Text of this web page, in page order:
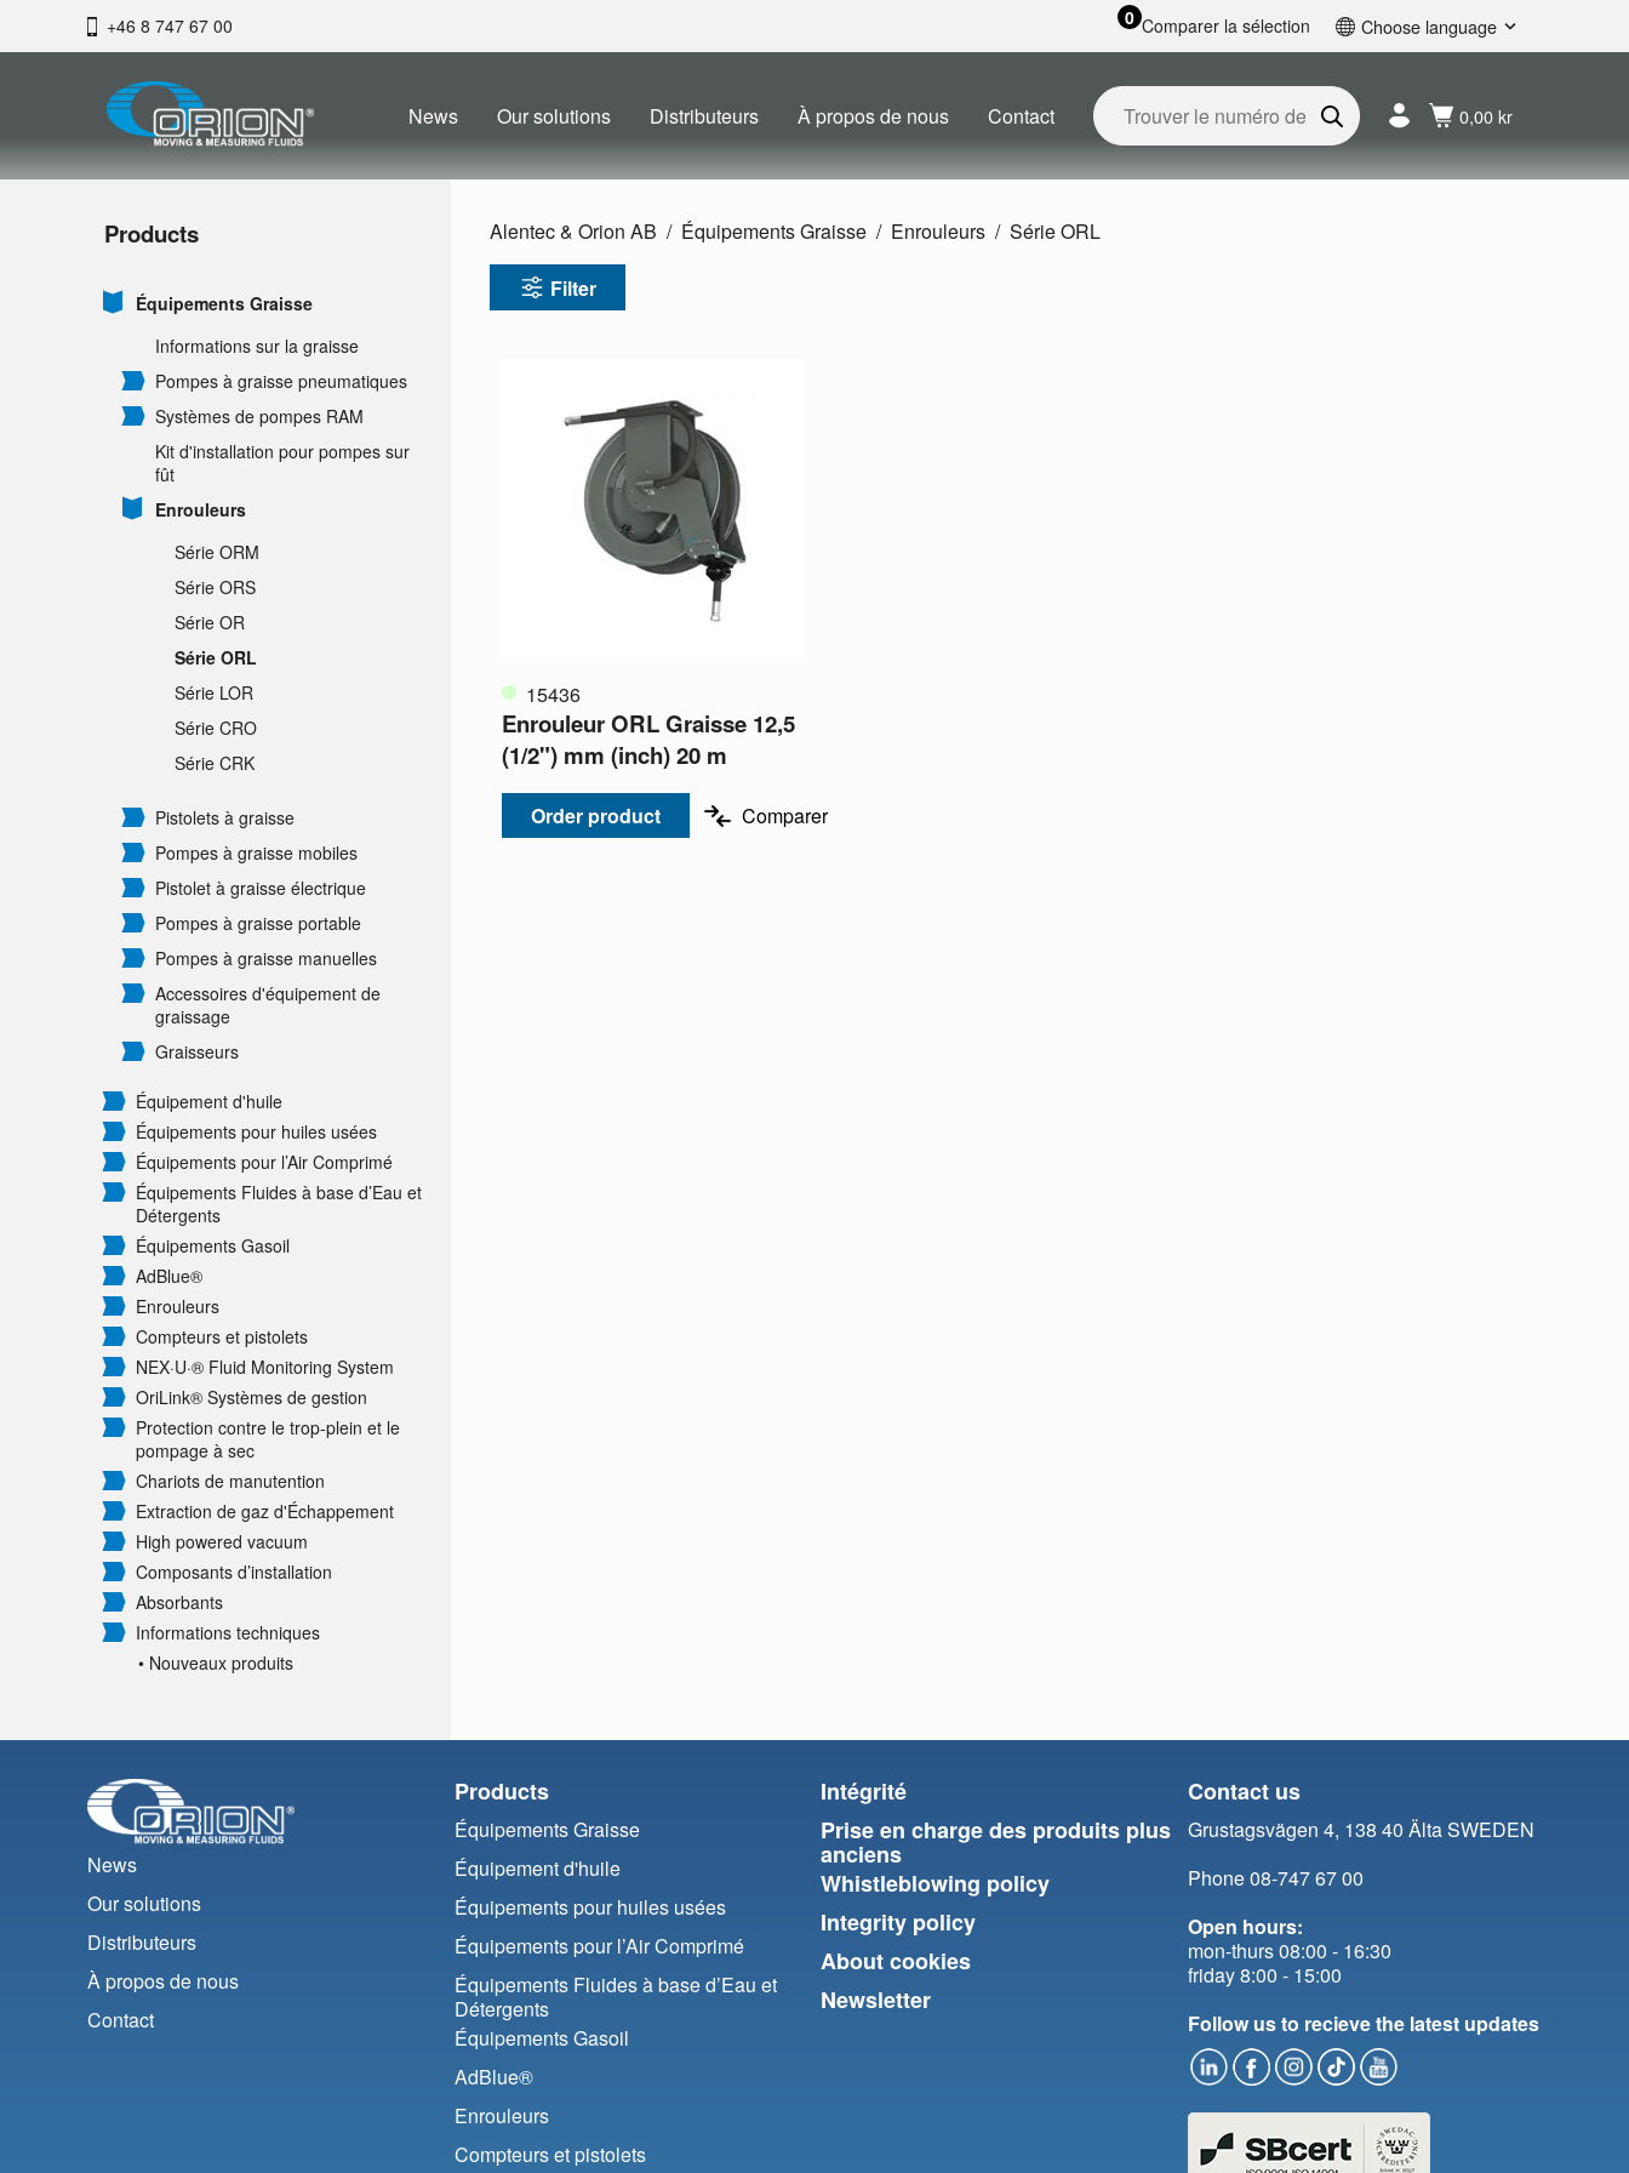
+46 8 747 67 00 0 Comparer la sélection Choose language
Français
Nederlands
News Our solutions Distributeurs À propos de nous Contact 0,00 kr
Products
Équipements Graisse
Informations sur la graisse
Pompes à graisse pneumatiques
Systèmes de pompes RAM
Kit d'installation pour pompes sur
fût
Enrouleurs
Série ORM
Série ORS
Série OR
Série ORL
Série LOR
Série CRO
Série CRK
Pistolets à graisse
Pompes à graisse mobiles
Pistolet à graisse électrique
Pompes à graisse portable
Pompes à graisse manuelles
Accessoires d'équipement de
graissage
Graisseurs
Équipement d'huile
Équipements pour huiles usées
Équipements pour l’Air Comprimé
Équipements Fluides à base d’Eau et
Détergents
Équipements Gasoil
AdBlue®
Enrouleurs
Compteurs et pistolets
NEX·U·® Fluid Monitoring System
OriLink® Systèmes de gestion
Protection contre le trop-plein et le
pompage à sec
Chariots de manutention
Extraction de gaz d'Échappement
High powered vacuum
Composants d’installation
Absorbants
Informations techniques
• Nouveaux produits
Alentec & Orion AB Équipements Graisse Enrouleurs Série ORL
Filter
15436
Enrouleur ORL Graisse 12,5
(1/2") mm (inch) 20 m
Order product Comparer
News
Our solutions
Distributeurs
À propos de nous
Contact
Products
Équipements Graisse
Équipement d'huile
Équipements pour huiles usées
Équipements pour l’Air Comprimé
Équipements Fluides à base d’Eau et
Détergents
Équipements Gasoil
AdBlue®
Enrouleurs
Compteurs et pistolets
Intégrité
Prise en charge des produits plus
anciens
Whistleblowing policy
Integrity policy
About cookies
Newsletter
Contact us
Grustagsvägen 4, 138 40 Älta SWEDEN
Phone 08-747 67 00
Open hours:
mon-thurs 08:00 - 16:30
friday 8:00 - 15:00
Follow us to recieve the latest updates